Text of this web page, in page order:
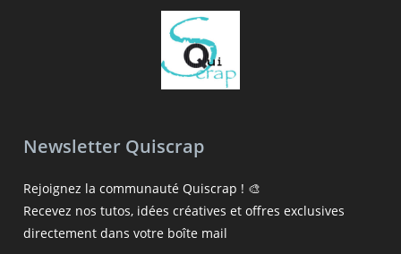
Newsletter Quiscrap
Rejoignez la communauté Quiscrap ! 🎨
Recevez nos tutos, idées créatives et offres exclusives
directement dans votre boîte mail